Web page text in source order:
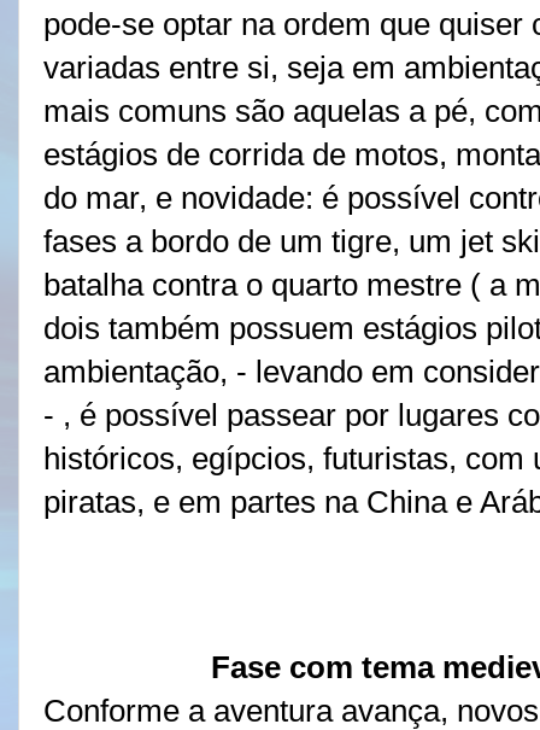
pode-se optar na ordem que
variadas entre si, seja em
mais comuns são aquelas a pé,
estágios de corrida de motos,
do mar, e novidade: é possível
fases a bordo de um tigre, um jet
batalha contra o quarto mestre ( a
dois também possuem estágios
ambientação, - levando em
- , é possível passear por lugares
históricos, egípcios, futuristas, com
piratas, e em partes na China e
Fase com tema
Conforme a aventura avança,